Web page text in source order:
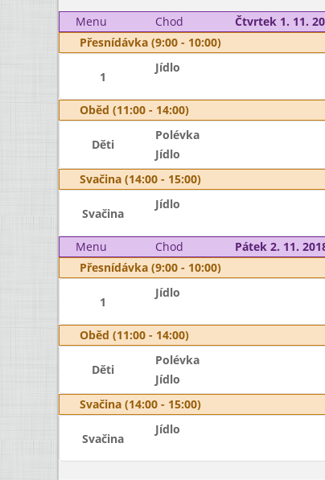
Menu
Chod Čtvrtek 1. 11.
Přesnídávka (9:00 - 10:00)
1
Jídlo
Oběd (11:00 - 14:00)
Děti
Polévka
Jídlo
Svačina (14:00 - 15:00)
Svačina
Jídlo
Menu Chod Pátek 2. 11.
Přesnídávka (9:00 - 10:00)
1
Jídlo
Oběd (11:00 - 14:00)
Děti
Polévka
Jídlo
Svačina (14:00 - 15:00)
Svačina
Jídlo